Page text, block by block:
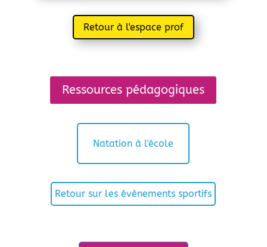
Retour à l'espace prof
Ressources pédagogiques
Natation à l'école
Retour sur les évènements sportifs